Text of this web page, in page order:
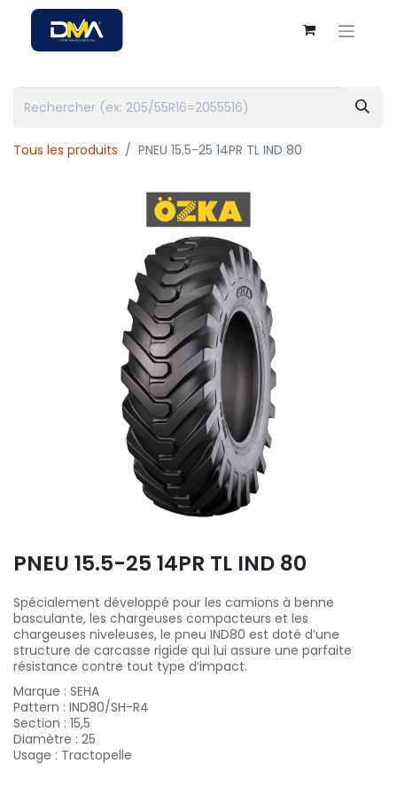
Tous les produits PNEU 15.5-25 14PR TL IND 80
PNEU 15.5-25 14PR TL IND 80
Spécialement développé pour les camions à benne
basculante, les chargeuses compacteurs et les
chargeuses niveleuses, le pneu IND80 est doté d’une
structure de carcasse rigide qui lui assure une parfaite
résistance contre tout type d’impact.
Marque : SEHA
Pattern : IND80/SH-R4
Section : 15,5
Diamètre : 25
Usage : Tractopelle